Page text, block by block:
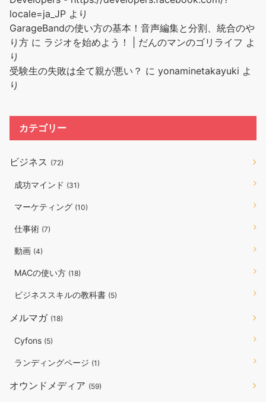
locale=ja_JP より
GarageBandの使い方の基本！音声編集と分割、統合のや
り方 に ラジオを始めよう！ | だんのマンのゴリライフ よ
り
受験生の失敗は全て親が悪い？ に yonaminetakayuki よ
り
カテゴリー
ビジネス (72)
成功マインド (31)
マーケティング (10)
仕事術 (7)
動画 (4)
MACの使い方 (18)
ビジネススキルの教科書 (5)
メルマガ (18)
Cyfons (5)
ランディングページ (1)
オウンドメディア (59)